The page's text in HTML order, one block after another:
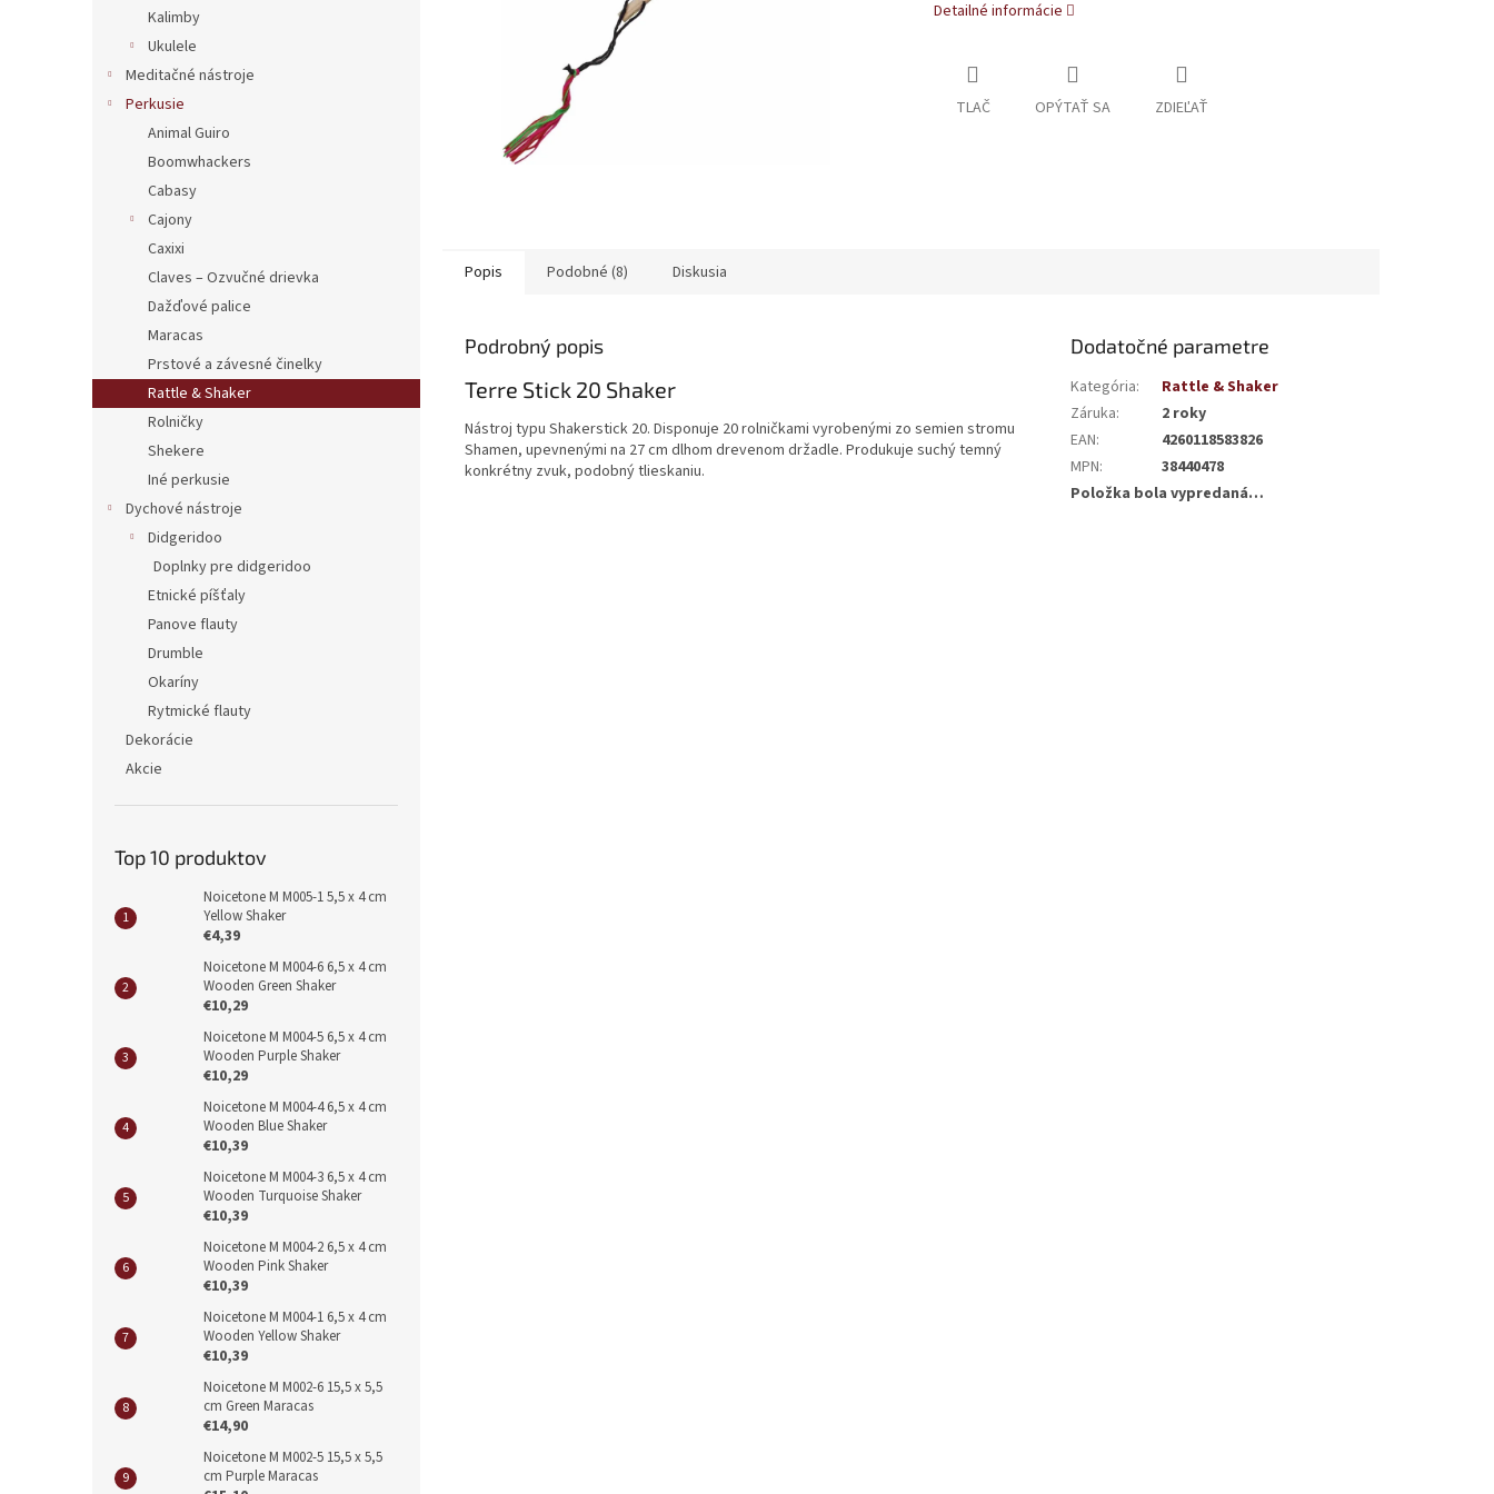
Kalimby
Ukulele
Meditačné nástroje
Perkusie
Animal Guiro
Boomwhackers
Cabasy
Cajony
Caxixi
Claves – Ozvučné drievka
Dažďové palice
Maracas
Prstové a závesné činelky
Rattle & Shaker
Rolničky
Shekere
Iné perkusie
Dychové nástroje
Didgeridoo
Doplnky pre didgeridoo
Etnické píšťaly
Panove flauty
Drumble
Okaríny
Rytmické flauty
Dekorácie
Akcie
Top 10 produktov
Noicetone M M005-1 5,5 x 4 cm
Yellow Shaker
€4,39
Noicetone M M004-6 6,5 x 4 cm
Wooden Green Shaker
€10,29
Noicetone M M004-5 6,5 x 4 cm
Wooden Purple Shaker
€10,29
Noicetone M M004-4 6,5 x 4 cm
Wooden Blue Shaker
€10,39
Noicetone M M004-3 6,5 x 4 cm
Wooden Turquoise Shaker
€10,39
Noicetone M M004-2 6,5 x 4 cm
Wooden Pink Shaker
€10,39
Noicetone M M004-1 6,5 x 4 cm
Wooden Yellow Shaker
€10,39
Noicetone M M002-6 15,5 x 5,5
cm Green Maracas
€14,90
Noicetone M M002-5 15,5 x 5,5
cm Purple Maracas
Detailné informácie
TLAČ OPÝTAŤ SA ZDIEĽAŤ
Popis Podobné (8) Diskusia
Podrobný popis
Terre Stick 20 Shaker
Nástroj typu Shakerstick 20. Disponuje 20 rolničkami vyrobenými zo semien stromu
Shamen, upevnenými na 27 cm dlhom drevenom držadle. Produkuje suchý temný
konkrétny zvuk, podobný tlieskaniu.
Dodatočné parametre
Kategória:
Rattle & Shaker
Záruka:
2 roky
EAN:
4260118583826
MPN:
38440478
Položka bola vypredaná…